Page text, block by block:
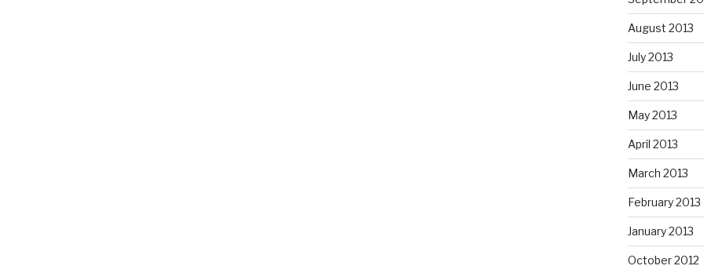
August 2013
July 2013
June 2013
May 2013
April 2013
March 2013
February 2013
January 2013
October 2012